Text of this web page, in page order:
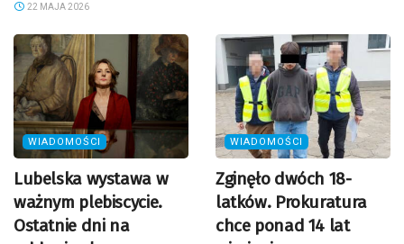
22 MAJA 2026
WIADOMOŚCI
Lubelska wystawa w
ważnym plebiscycie.
Ostatnie dni na
WIADOMOŚCI
Zginęło dwóch 18-
latków. Prokuratura
chce ponad 14 lat